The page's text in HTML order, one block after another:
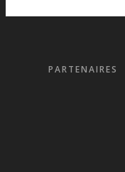
PARTENAIRES